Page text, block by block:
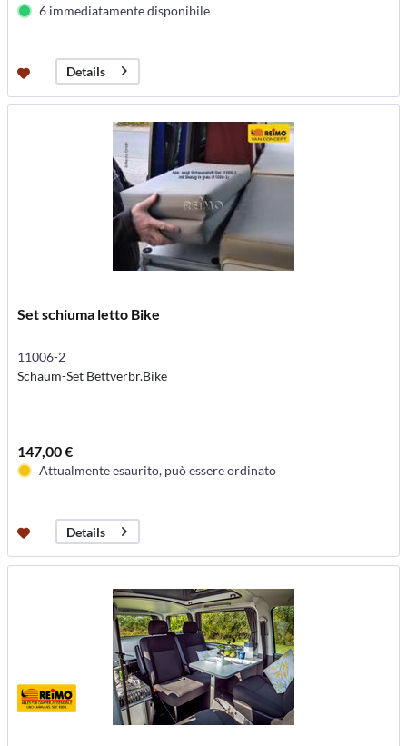
6 immediatamente disponibile
Details
Set schiuma letto Bike
11006-2
Schaum-Set Bettverbr.Bike
147,00 €
Attualmente esaurito, può essere ordinato
Details